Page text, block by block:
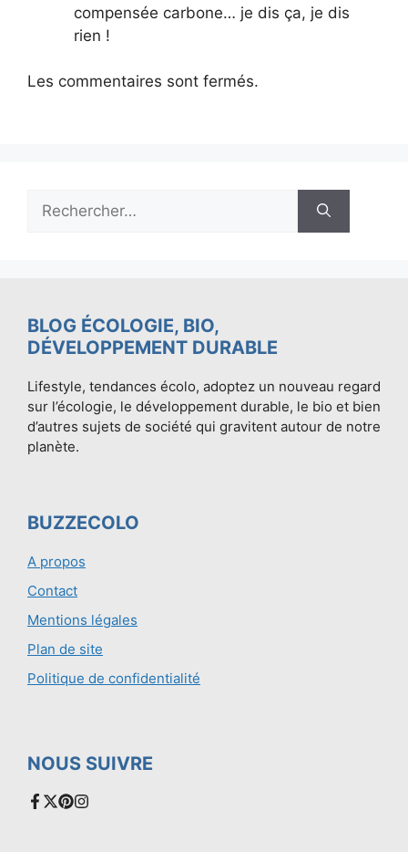
compensée carbone… je dis ça, je dis
rien !
Les commentaires sont fermés.
BLOG ÉCOLOGIE, BIO,
DÉVELOPPEMENT DURABLE
Lifestyle, tendances écolo, adoptez un nouveau regard
sur l’écologie, le développement durable, le bio et bien
d’autres sujets de société qui gravitent autour de notre
planète.
BUZZECOLO
A propos
Contact
Mentions légales
Plan de site
Politique de confidentialité
NOUS SUIVRE